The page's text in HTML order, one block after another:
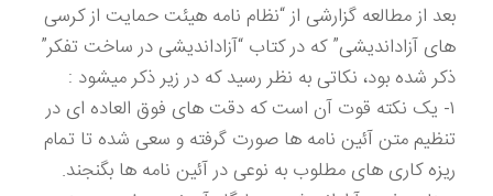
بعد از مطالعه گزارشی از “نظام نامه هیئت حمایت از کرسی
های آزاداندیشی” که در کتاب “آزاداندیشی در ساخت تفکر”
ذکر شده بود، نکاتی به نظر رسید که در زیر ذکر میشود :
۱- یک نکته قوت آن است که دقت های فوق العاده ای در
تنظیم متن آئین نامه ها صورت گرفته و سعی شده تا تمام
ریزه کاری های مطلوب به نوعی در آئین نامه ها بگنجند.